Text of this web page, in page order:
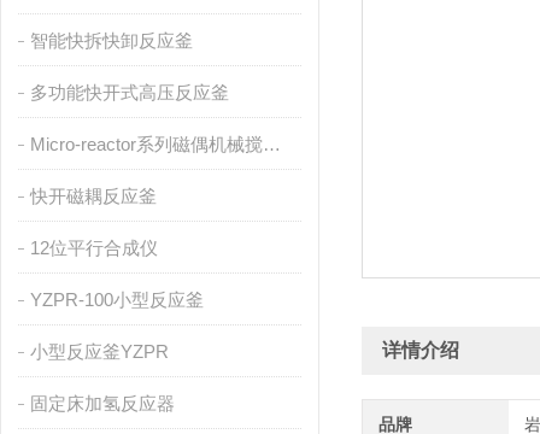
智能快拆快卸反应釜
多功能快开式高压反应釜
Micro-reactor系列磁偶机械搅拌反应釜
快开磁耦反应釜
12位平行合成仪
YZPR-100小型反应釜
小型反应釜YZPR
固定床加氢反应器
详情介绍
品牌